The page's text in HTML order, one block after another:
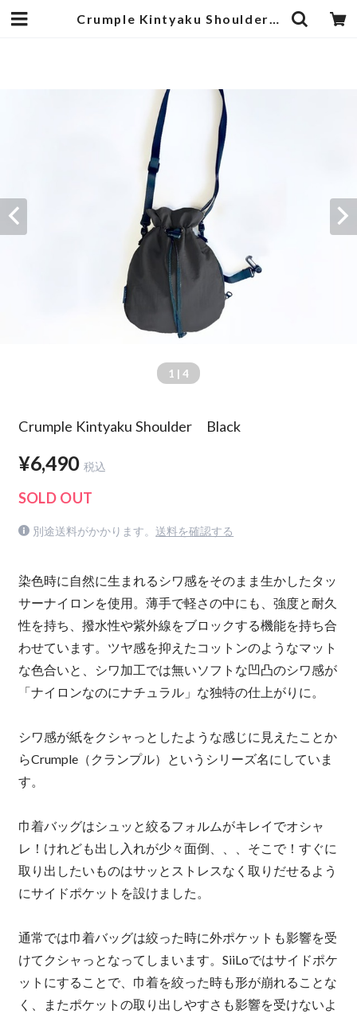
Crumple Kintyaku Shoulder Black | 武蔵小杉のセレクトショップ【ナクール】-nakool-
1 | 4
Crumple Kintyaku Shoulder Black
¥6,490 税込
SOLD OUT
別途送料がかかります。 送料を確認する
染色時に自然に生まれるシワ感をそのまま生かしたタッ
サーナイロンを使用。薄手で軽さの中にも、強度と耐久
性を持ち、撥水性や紫外線をブロックする機能を持ち合
わせています。ツヤ感を抑えたコットンのようなマット
な色合いと、シワ加工では無いソフトな凹凸のシワ感が
「ナイロンなのにナチュラル」な独特の仕上がりに。
シワ感が紙をクシャっとしたような感じに見えたことか
らCrumple（クランプル）というシリーズ名にしていま
す。
巾着バッグはシュッと絞るフォルムがキレイでオシャ
レ！けれども出し入れが少々面倒、、、そこで！すぐに
取り出したいものはサッとストレスなく取りだせるよう
にサイドポケットを設けました。
通常では巾着バッグは絞った時に外ポケットも影響を受
けてクシャっとなってしまいます。SiiLoではサイドポケ
ットにすることで、巾着を絞った時も形が崩れることな
く、またポケットの取り出しやすさも影響を受けないよ